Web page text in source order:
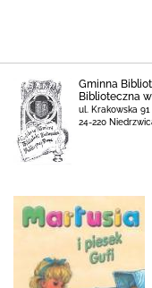
Gminna
Biblioteczna
ul. Krakowska 91
24-220